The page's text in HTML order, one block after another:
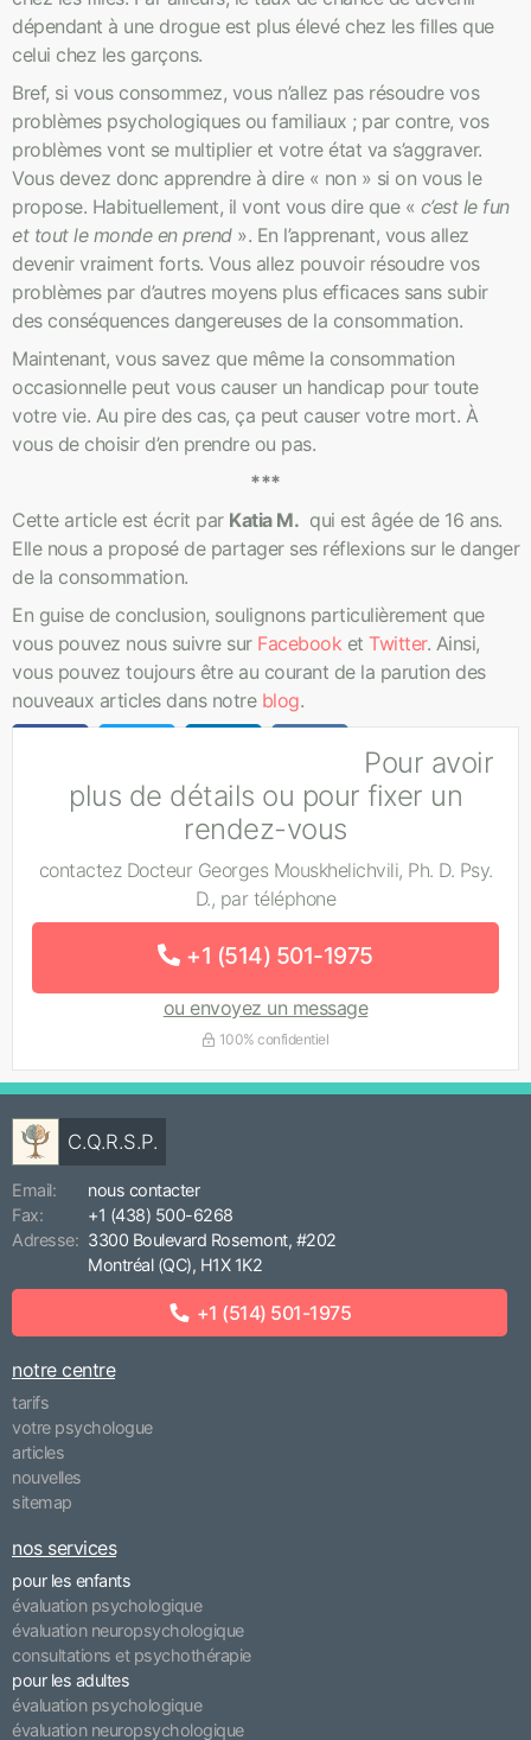
dépendant à une drogue est plus élevé chez les filles que
celui chez les garçons.
Bref, si vous consommez, vous n’allez pas résoudre vos
problèmes psychologiques ou familiaux ; par contre, vos
problèmes vont se multiplier et votre état va s’aggraver.
Vous devez donc apprendre à dire « non » si on vous le
propose. Habituellement, il vont vous dire que « c’est le fun
et tout le monde en prend». En l’apprenant, vous allez
devenir vraiment forts. Vous allez pouvoir résoudre vos
problèmes par d’autres moyens plus efficaces sans subir
des conséquences dangereuses de la consommation.
Maintenant, vous savez que même la consommation
occasionnelle peut vous causer un handicap pour toute
votre vie. Au pire des cas, ça peut causer votre mort. À
vous de choisir d’en prendre ou pas.
***
Cette article est écrit par Katia M. qui est âgée de 16 ans.
Elle nous a proposé de partager ses réflexions sur le danger
de la consommation.
En guise de conclusion, soulignons particulièrement que
vous pouvez nous suivre sur Facebook et Twitter. Ainsi,
vous pouvez toujours être au courant de la parution des
nouveaux articles dans notre blog.
Pour avoir
plus de détails ou pour fixer un
rendez-vous
contactez Docteur Georges Mouskhelichvili, Ph. D. Psy.
D., par téléphone
+1 (514) 501-1975
ou envoyez un message
100% confidentiel
C.Q.R.S.P.
Email:
nous contacter
Fax:
+1 (438) 500-6268
Adresse: 3300 Boulevard Rosemont, #202
Montréal (QC), H1X 1K2
+1 (514) 501-1975
notre centre
tarifs
votre psychologue
articles
nouvelles
sitemap
nos services
pour les enfants
évaluation psychologique
évaluation neuropsychologique
consultations et psychothérapie
pour les adultes
évaluation psychologique
évaluation neuropsychologique